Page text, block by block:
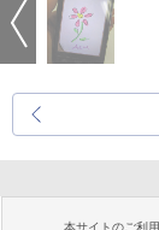
本サイトのご利